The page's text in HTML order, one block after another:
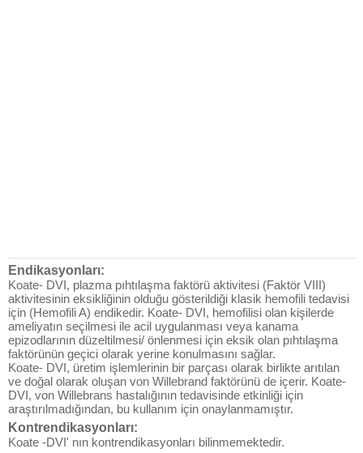
Endikasyonları:
Koate- DVI, plazma pıhtılaşma faktörü aktivitesi (Faktör VIII)
aktivitesinin eksikliğinin olduğu gösterildiği klasik hemofili tedavisi
için (Hemofili A) endikedir. Koate- DVI, hemofilisi olan kişilerde
ameliyatın seçilmesi ile acil uygulanması veya kanama
epizodlarının düzeltilmesi/ önlenmesi için eksik olan pıhtılaşma
faktörünün geçici olarak yerine konulmasını sağlar.
Koate- DVI, üretim işlemlerinin bir parçası olarak birlikte arıtılan
ve doğal olarak oluşan von Willebrand faktörünü de içerir. Koate-
DVI, von Willebrans hastalığının tedavisinde etkinliği için
araştırılmadığından, bu kullanım için onaylanmamıştır.
Kontrendikasyonları:
Koate -DVI' nın kontrendikasyonları bilinmemektedir.